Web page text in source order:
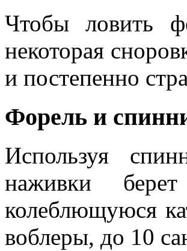
Чтобы ловить
некоторая
и постепенно
Форель и
Используя
наживки
колеблющуюся
воблеры, до 10